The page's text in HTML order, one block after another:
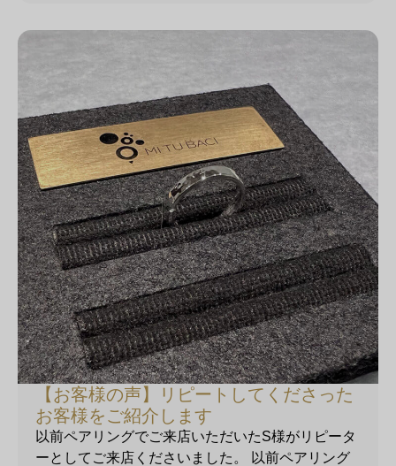
【お客様の声】リピートしてくださった
お客様をご紹介します
以前ペアリングでご来店いただいたS様がリピータ
ーとしてご来店くださいました。 以前ペアリング